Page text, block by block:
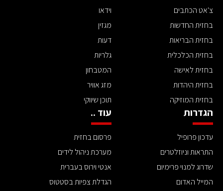
צ'אט הכתבים
בחזית החדשות
בחזית הבריאות
בחזית הכלכלית
בחזית לאישה
בחזית היהדות
בחזית המוזיקה
וידאו
מגזין
דעות
גלריות
המטבחון
מזג אוויר
תוכן שיווקי
הגדרות
עדכון פרופיל
התראות וניוזלטרים
שדרוג למנוי פרימיום
המייל האדום
עוד ..
פרסום בחזית
מערכת ניהול לידים
אנטי וירוס בעברית
הגדלת צפיות בסטטוס